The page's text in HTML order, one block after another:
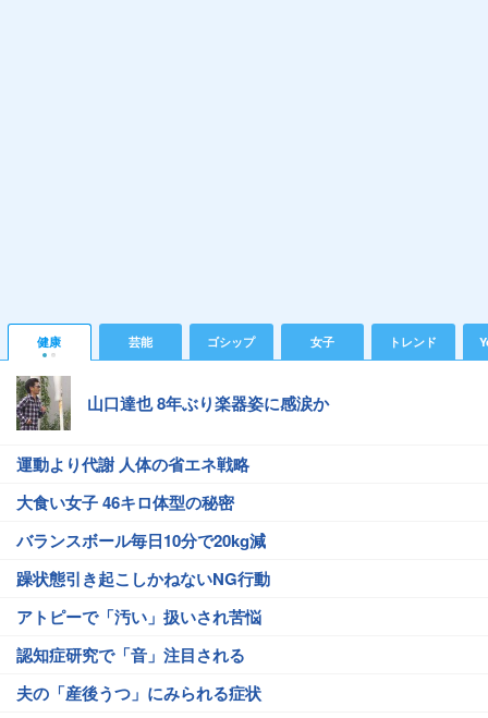
健康 芸能 ゴシップ 女子 トレンド
山口達也 8年ぶり楽器姿に感涙か
運動より代謝 人体の省エネ戦略
大食い女子 46キロ体型の秘密
バランスボール毎日10分で20kg減
躁状態引き起こしかねないNG行動
アトピーで「汚い」扱いされ苦悩
認知症研究で「音」注目される
夫の「産後うつ」にみられる症状